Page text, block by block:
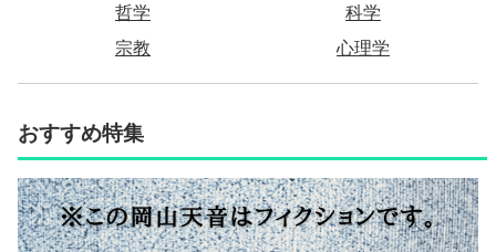
哲学
科学
宗教
心理学
おすすめ特集